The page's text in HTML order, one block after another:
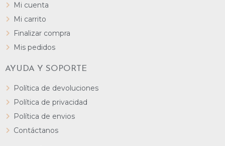
Mi cuenta
Mi carrito
Finalizar compra
Mis pedidos
AYUDA Y SOPORTE
Política de devoluciones
Política de privacidad
Política de envios
Contáctanos